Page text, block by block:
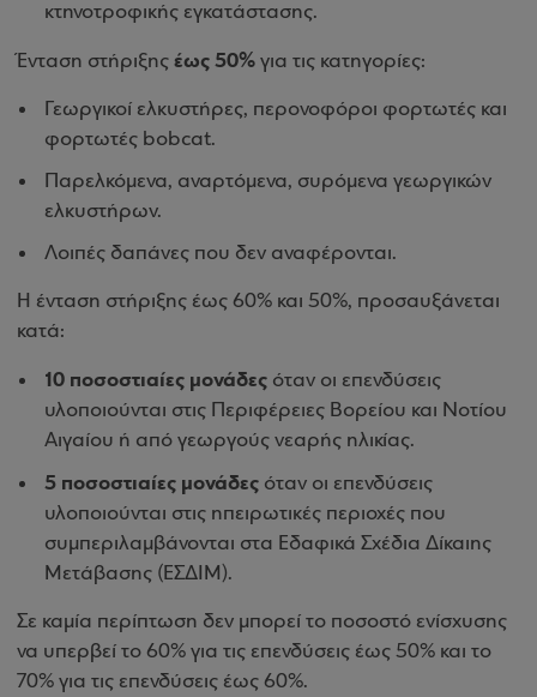
κτηνοτροφικής εγκατάστασης.
Ένταση στήριξης έως 50% για τις κατηγορίες:
Γεωργικοί ελκυστήρες, περονοφόροι φορτωτές και
φορτωτές bobcat.
Παρελκόμενα, αναρτόμενα, συρόμενα γεωργικών
ελκυστήρων.
Λοιπές δαπάνες που δεν αναφέρονται.
Η ένταση στήριξης έως 60% και 50%, προσαυξάνεται
κατά:
10 ποσοστιαίες μονάδες όταν οι επενδύσεις
υλοποιούνται στις Περιφέρειες Βορείου και Νοτίου
Αιγαίου ή από γεωργούς νεαρής ηλικίας.
5 ποσοστιαίες μονάδες όταν οι επενδύσεις
υλοποιούνται στις ηπειρωτικές περιοχές που
συμπεριλαμβάνονται στα Εδαφικά Σχέδια Δίκαιης
Μετάβασης (ΕΣΔΙΜ).
Σε καμία περίπτωση δεν μπορεί το ποσοστό ενίσχυσης
να υπερβεί το 60% για τις επενδύσεις έως 50% και το
70% για τις επενδύσεις έως 60%.